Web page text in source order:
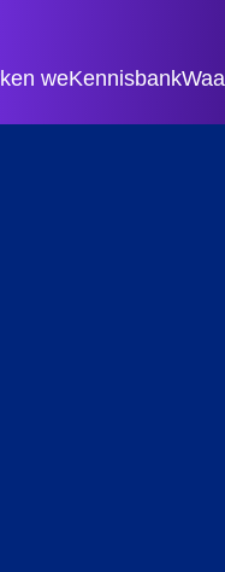
weKennisbank